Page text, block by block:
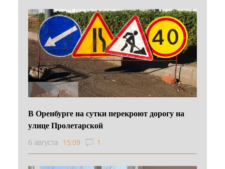
В Оренбурге на сутки перекроют дорогу на
улице Пролетарской
6 августа 15:09 1